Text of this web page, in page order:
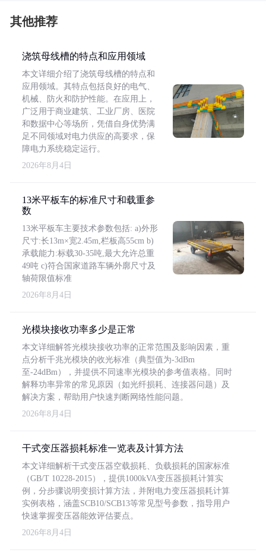
其他推荐
浇筑母线槽的特点和应用领域
本文详细介绍了浇筑母线槽的特点和
应用领域。其特点包括良好的电气、
机械、防火和防护性能。在应用上，
广泛用于商业建筑、工业厂房、医院
和数据中心等场所，凭借自身优势满
足不同领域对电力供应的高要求，保
障电力系统稳定运行。
2026年8月4日
13米平板车的标准尺寸和载重参
数
13米平板车主要技术参数包括: a)外形
尺寸:长13m×宽2.45m,栏板高55cm b)
承载能力:标载30-35吨,最大允许总重
49吨 c)符合国家道路车辆外廓尺寸及
轴荷限值标准
2026年8月4日
光模块接收功率多少是正常
本文详细解答光模块接收功率的正常范围及影响因素，重
点分析千兆光模块的收光标准（典型值为-3dBm
至-24dBm），并提供不同速率光模块的参考值表格。同时
解释功率异常的常见原因（如光纤损耗、连接器问题）及
解决方案，帮助用户快速判断网络性能问题。
2026年8月4日
干式变压器损耗标准一览表及计算方法
本文详细解析干式变压器空载损耗、负载损耗的国家标准
（GB/T 10228-2015），提供1000kVA变压器损耗计算实
例，分步骤说明变损计算方法，并附电力变压器损耗计算
实例表格，涵盖SCB10/SCB13等常见型号参数，指导用户
快速掌握变压器能效评估要点。
2026年8月4日